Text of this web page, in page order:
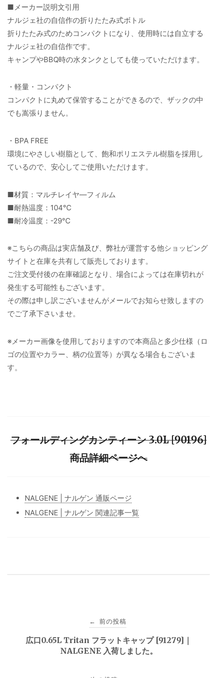
■メーカー説明文引用
ナルジェ社の自信作の折りたたみ式ボトル
折りたたみ式のためコンパクトになり、使用時には自立する
ナルジェ社の自信作です。
キャンプやBBQ時の水タンクとしても使っていただけます。
・軽量・コンパクト
コンパクトに丸めて保管することができるので、ザックの中
でも嵩張りません。
・BPA FREE
環境にやさしい樹脂として、飽和ポリエステル樹脂を採用し
ているので、安心してご使用いただけます。
■材質：マルチレイヤ―フィルム
■耐熱温度：104℃
■耐冷温度：-29℃
※こちらの商品は実店舗及び、弊社が運営する他ショッピング
サイトと在庫を共有して販売しております。
ご注文受付後の在庫確認となり、場合によっては在庫切れが
発生する可能性もございます。
その際は申し訳ございませんがメールでお知らせ致しますの
でご了承下さいませ。
※メーカー画像を使用しておりますので本商品と多少仕様（ロ
ゴの位置やカラー、柄の位置等）が異なる場合もございま
す。
フォールディングカンティーン 3.0L [90196]
商品詳細ページへ
NALGENE | ナルゲン 通販ページ
NALGENE | ナルゲン 関連記事一覧
← 前の投稿
広口0.65L Tritan フラットキャップ [91279]｜
NALGENE 入荷しました。